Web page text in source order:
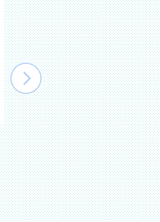
POPPY KATE | ソフトハ
ーネス - パステルフラワ
ー(犬用 / Mサイズ)
4,995円 (税込)